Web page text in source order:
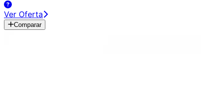
Ver Oferta
Comparar